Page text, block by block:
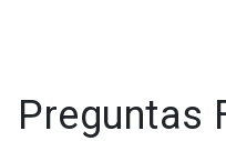
Preguntas